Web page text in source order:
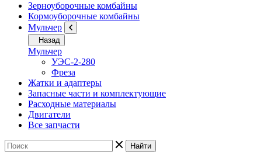
Зерноуборочные комбайны
Кормоуборочные комбайны
Мульчер
Назад
Мульчер
УЭС-2-280
Фреза
Жатки и адаптеры
Запасные части и комплектующие
Расходные материалы
Двигатели
Все запчасти
Найти